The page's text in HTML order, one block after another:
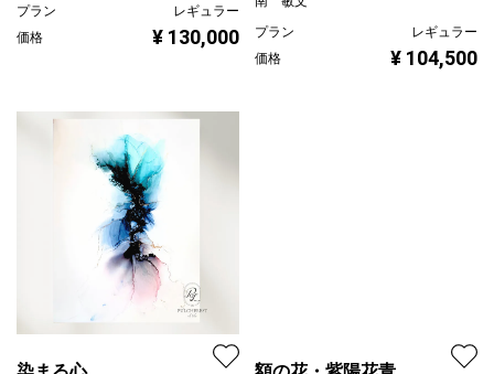
プラン
レギュラー
価格
¥ 130,000
プラン
レギュラー
価格
¥ 104,500